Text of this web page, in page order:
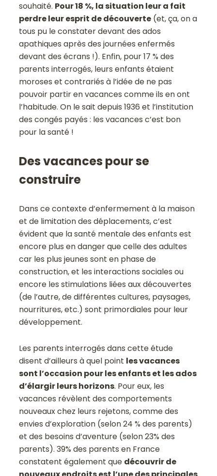
souhaité. Pour 18 %, la situation leur a fait
perdre leur esprit de découverte (et, ça, on a
tous pu le constater devant des ados
apathiques après des journées enfermés
devant des écrans !). Enfin, pour 17 % des
parents interrogés, leurs enfants étaient
moroses et contrariés à l’idée de ne pas
pouvoir partir en vacances comme ils en ont
l’habitude. On le sait depuis 1936 et l’institution
des congés payés : les vacances c’est bon
pour la santé !
Des vacances pour se
construire
Dans ce contexte d’enfermement à la maison
et de limitation des déplacements, c’est
évident que la santé mentale des enfants est
encore plus en danger que celle des adultes
car les plus jeunes sont en phase de
construction, et les interactions sociales ou
encore les stimulations liées aux découvertes
(de l’autre, de différentes cultures, paysages,
nourritures, etc.) sont primordiales pour leur
développement.
Les parents interrogés dans cette étude
disent d’ailleurs à quel point les vacances
sont l’occasion pour les enfants et les ados
d’élargir leurs horizons. Pour eux, les
vacances révèlent des comportements
nouveaux chez leurs rejetons, comme des
envies d’exploration (selon 24 % des parents)
et des besoins d’aventure (selon 23% des
parents). 39% des parents en France
constatent également que découvrir de